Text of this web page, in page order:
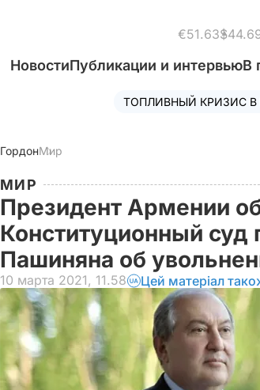
€51.63
НовостиПубликации и интервьюВ
ТОПЛИВНЫЙ КРИЗИС В
ГордонМир
МИР
Президент Армении
Конституционный суд
Пашиняна об
10 марта 2021, 11.58 Цей матеріал